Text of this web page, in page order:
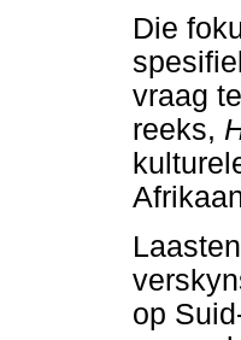
Die
vraag
reeks,
op